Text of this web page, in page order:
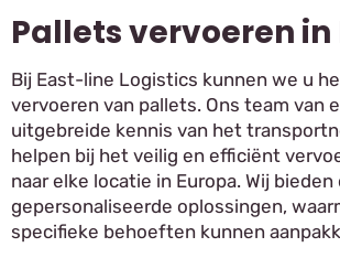
Pallets vervoeren in
Bij East-line Logistics kunnen we u
vervoeren van pallets. Ons team van
uitgebreide kennis van het
helpen bij het veilig en efficiënt
naar elke locatie in Europa. Wij bieden
gepersonaliseerde oplossingen,
specifieke behoeften kunnen